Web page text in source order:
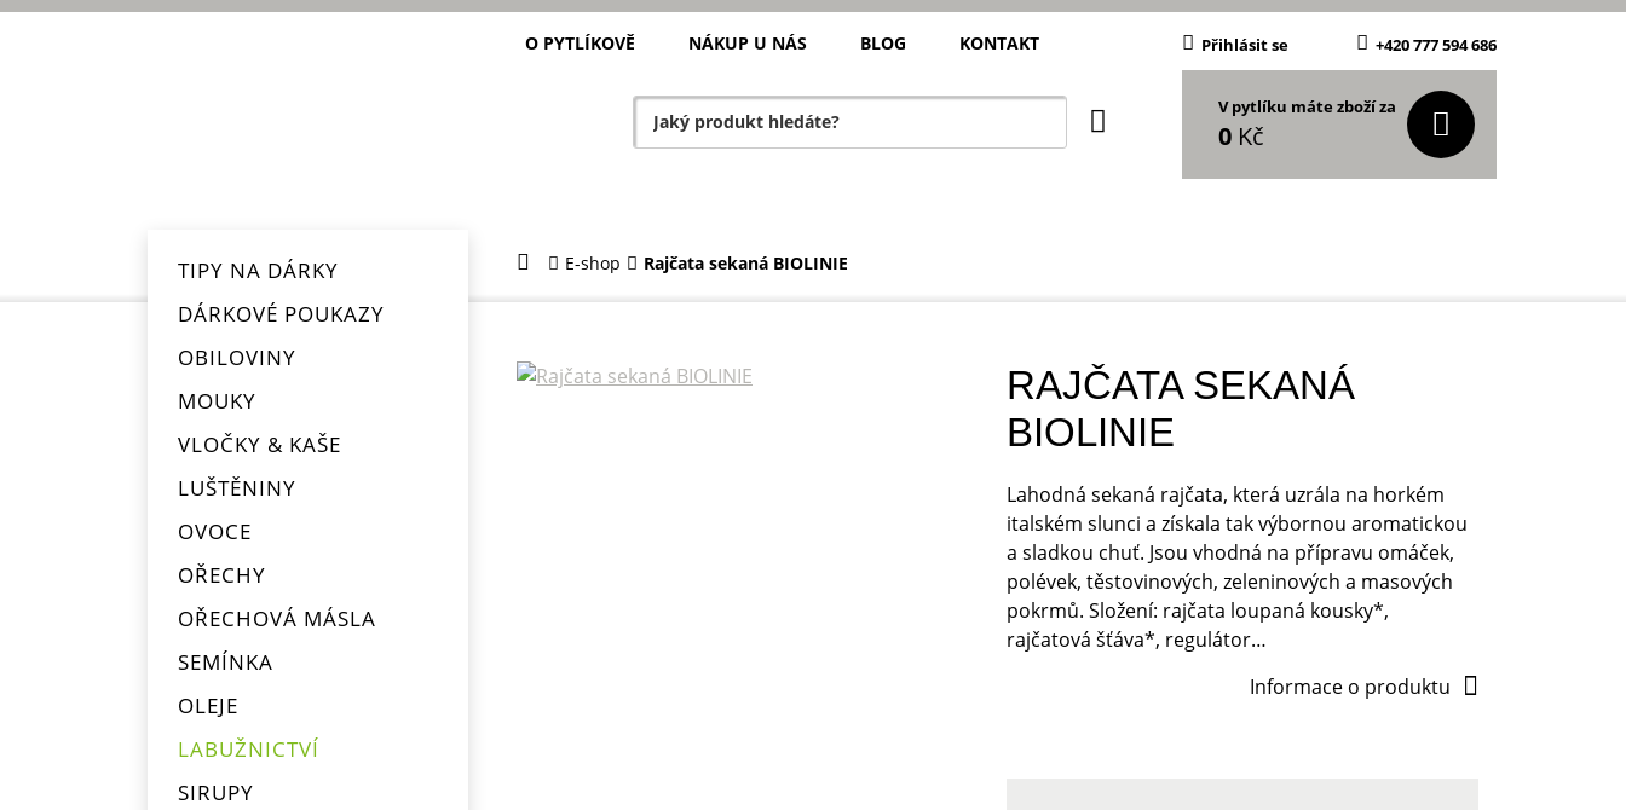
O PYTLÍKOVĚ NÁKUP U NÁS BLOG KONTAKT Přihlásit se +420 777 594 686
V pytlíku máte zboží za
0 Kč
E-shop Rajčata sekaná BIOLINIE
RAJČATA SEKANÁ
BIOLINIE
Lahodná sekaná rajčata, která uzrála na horkém
italském slunci a získala tak výbornou aromatickou
a sladkou chuť. Jsou vhodná na přípravu omáček,
polévek, těstovinových, zeleninových a masových
pokrmů. Složení: rajčata loupaná kousky*,
rajčatová šťáva*, regulátor…
Informace o produktu
TIPY NA DÁRKY
DÁRKOVÉ POUKAZY
OBILOVINY
MOUKY
VLOČKY & KAŠE
LUŠTĚNINY
OVOCE
OŘECHY
OŘECHOVÁ MÁSLA
SEMÍNKA
OLEJE
LABUŽNICTVÍ
SIRUPY